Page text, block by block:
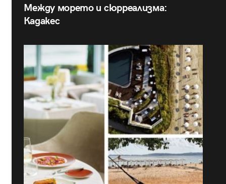
Между морето и сюрреализма:
Кадакес